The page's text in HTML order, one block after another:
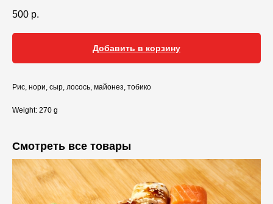
500 р.
Добавить в корзину
Рис, нори, сыр, лосось, майонез, тобико
Weight: 270 g
Смотреть все товары